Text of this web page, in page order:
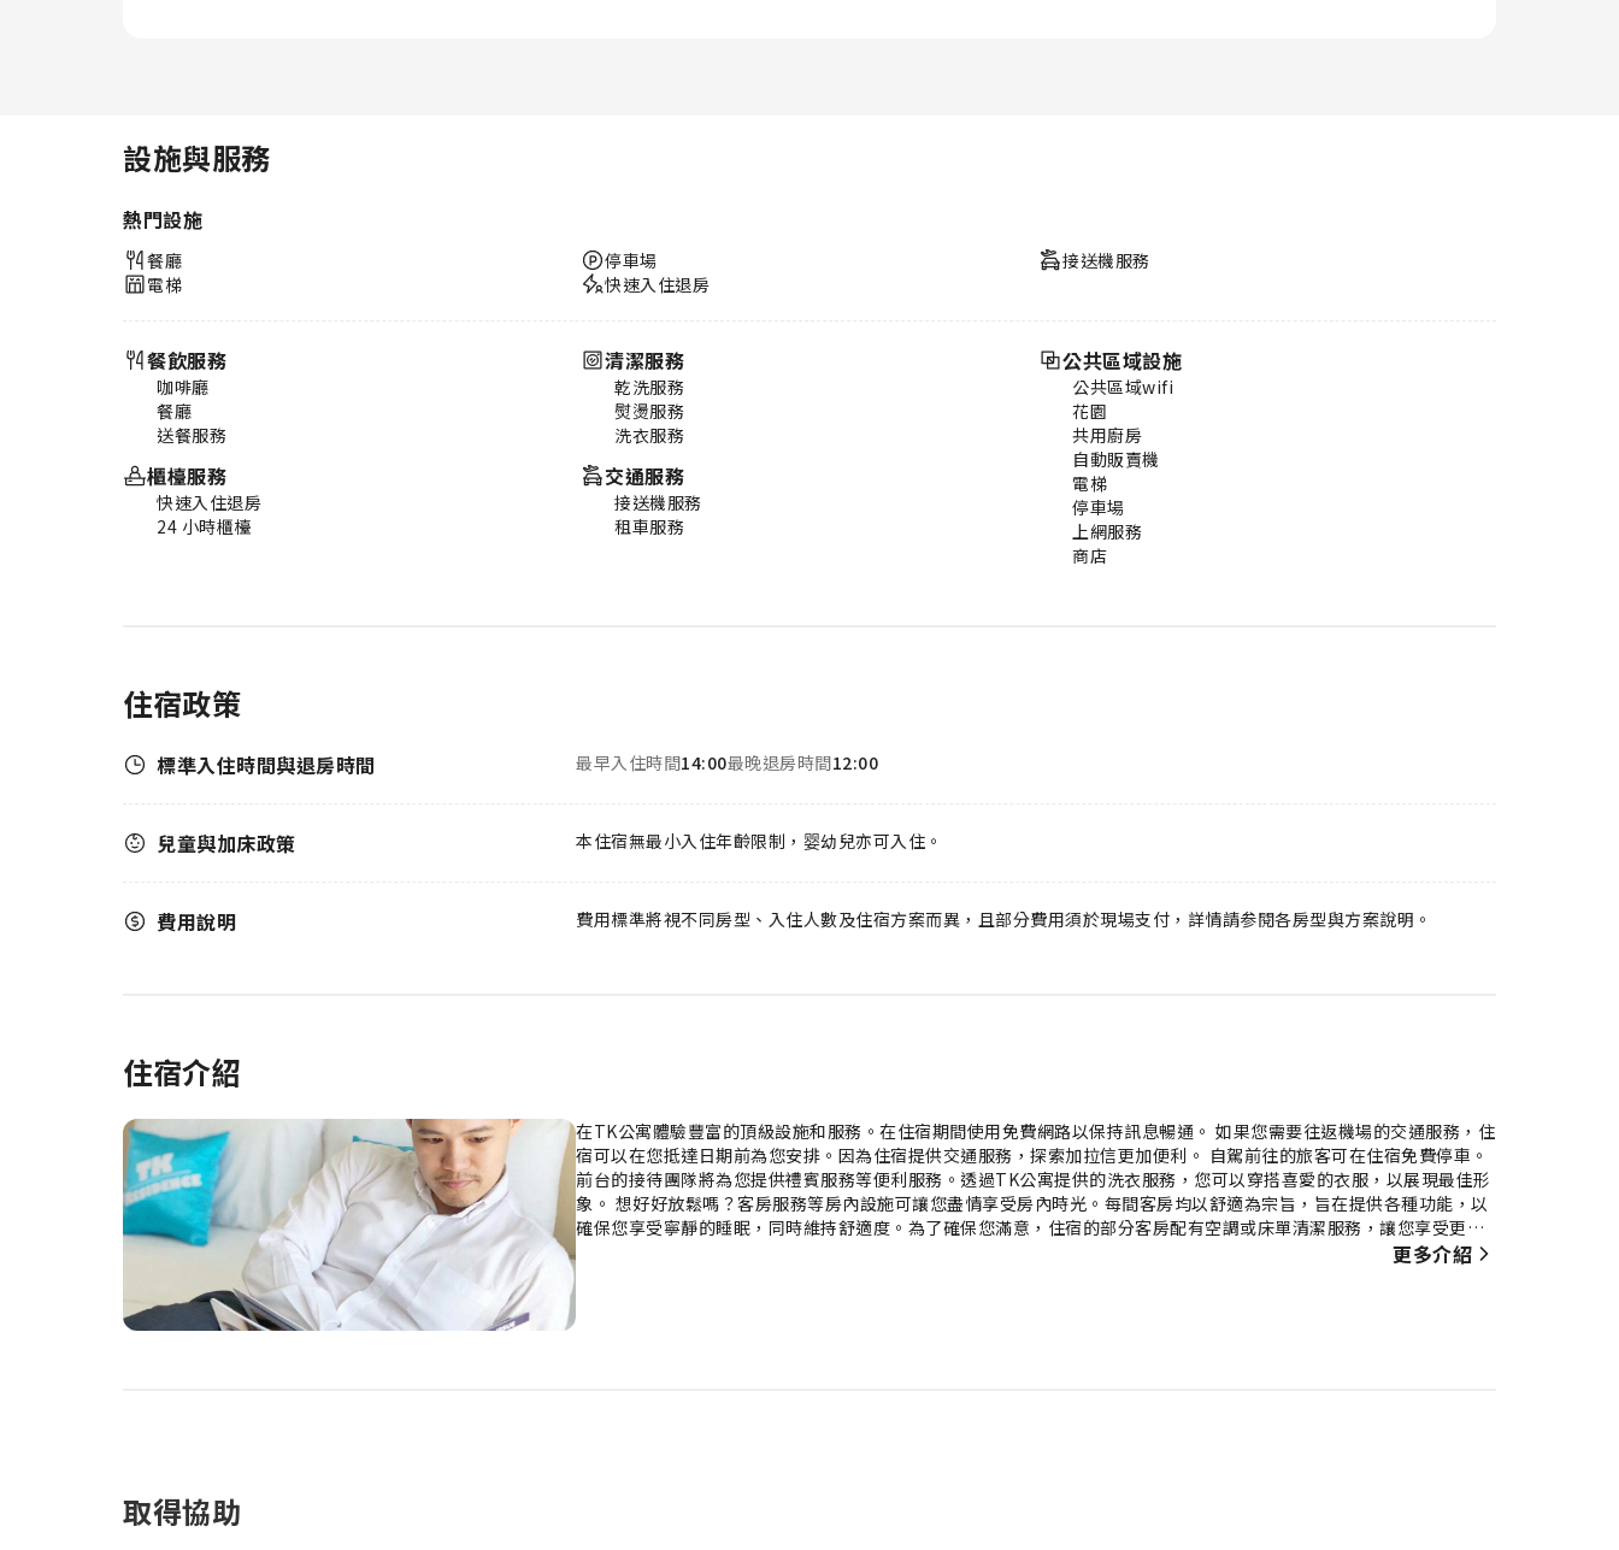
設施與服務
熱門設施
餐廳
電梯
停車場
快速入住退房
接送機服務
餐飲服務
咖啡廳
餐廳
送餐服務
櫃檯服務
快速入住退房
24 小時櫃檯
清潔服務
乾洗服務
熨燙服務
洗衣服務
交通服務
接送機服務
租車服務
公共區域設施
公共區域wifi
花園
共用廚房
自動販賣機
電梯
停車場
上網服務
商店
住宿政策
標準入住時間與退房時間 最早入住時間14:00最晚退房時間12:00
兒童與加床政策 本住宿無最小入住年齡限制，婴幼兒亦可入住。
費用說明 費用標準將視不同房型、入住人數及住宿方案而異，且部分費用須於現場支付，詳情請参閱各房型與方案說明。
住宿介紹
在TK公寓體驗豐富的頂級設施和服務。在住宿期間使用免費網路以保持訊息暢通。 如果您需要往返機場的交通服務，住
宿可以在您抵達日期前為您安排。因為住宿提供交通服務，探索加拉信更加便利。 自駕前往的旅客可在住宿免費停車。
前台的接待團隊將為您提供禮賓服務等便利服務。透過TK公寓提供的洗衣服務，您可以穿搭喜愛的衣服，以展現最佳形
象。 想好好放鬆嗎？客房服務等房內設施可讓您盡情享受房內時光。每間客房均以舒適為宗旨，旨在提供各種功能，以
確保您享受寧靜的睡眠，同時維持舒適度。為了確保您滿意，住宿的部分客房配有空調或床單清潔服務，讓您享受更愉
快的入住體驗。TK公寓的部分房型提供獨特的設計元素，例如獨立客廳、陽台或露台。許多房型都提供房內影音串流服
更多介紹
取得協助